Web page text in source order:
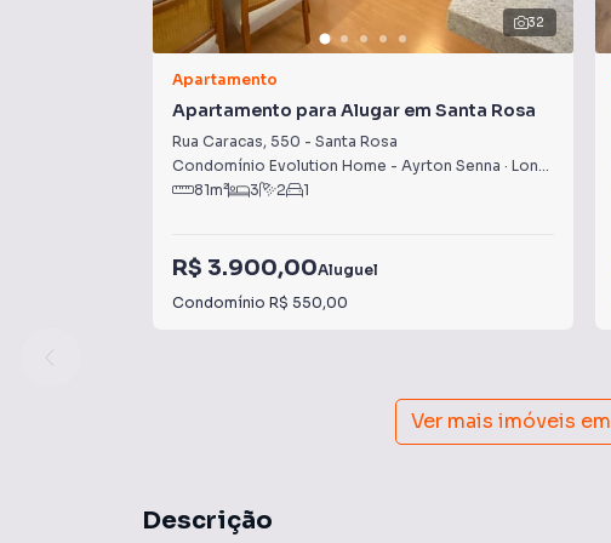
32
Apartamento
Apartamento para Alugar em Santa Rosa
Rua Caracas, 550 - Santa Rosa
Condomínio Evolution Home - Ayrton Senna · Londrina
81m² 3 2 1
R$ 3.900,00Aluguel
Condomínio R$ 550,00
Ver mais imóveis em
Descrição